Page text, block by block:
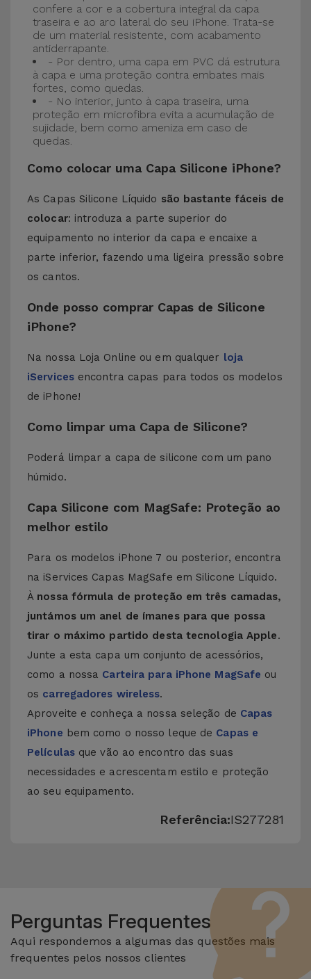
confere a cor e a cobertura integral da capa
traseira e ao aro lateral do seu iPhone. Trata-se
de um material resistente, com acabamento
antiderrapante.
- Por dentro, uma capa em PVC dá estrutura
à capa e uma proteção contra embates mais
fortes, como quedas.
- No interior, junto à capa traseira, uma
proteção em microfibra evita a acumulação de
sujidade, bem como ameniza em caso de
quedas.
Como colocar uma Capa Silicone iPhone?
As Capas Silicone Líquido são bastante fáceis de
colocar: introduza a parte superior do
equipamento no interior da capa e encaixe a
parte inferior, fazendo uma ligeira pressão sobre
os cantos.
Onde posso comprar Capas de Silicone
iPhone?
Na nossa Loja Online ou em qualquer loja
iServicesencontra capas para todos os modelos
de iPhone!
Como limpar uma Capa de Silicone?
Poderá limpar a capa de silicone com um pano
húmido.
Capa Silicone com MagSafe: Proteção ao
melhor estilo
Para os modelos iPhone 7 ou posterior, encontra
na iServices Capas MagSafe em Silicone Líquido.
À nossa fórmula de proteção em três camadas,
juntámos um anel de ímanes para que possa
tirar o máximo partido desta tecnologia Apple.
Junte a esta capa um conjunto de acessórios,
como a nossa Carteira para iPhone MagSafe ou
os carregadores wireless.
Aproveite e conheça a nossa seleção de Capas
iPhone bem como o nosso leque de Capas e
Películasque vão ao encontro das suas
necessidades e acrescentam estilo e proteção
ao seu equipamento.
Referência:IS277281
Perguntas Frequentes
Aqui respondemos a algumas das questões mais
frequentes pelos nossos clientes